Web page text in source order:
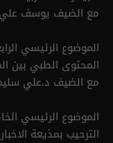
مع الضيف يوسف علي
الموضوع الرئيسي
المحتوى الطبي بين
مع الضيف د.علي
الموضوع الرئيسي
الترحيب بمذيعة